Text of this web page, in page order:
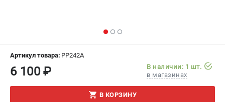
СЕРВИС
Артикул товара: PP242A
6 100 ₽
В наличии: 1 шт.
в магазинах
В КОРЗИНУ